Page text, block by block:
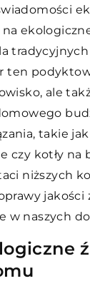
ekologiczne
ten
ale
takie
czy kotły na
niższych
jakości
w naszych